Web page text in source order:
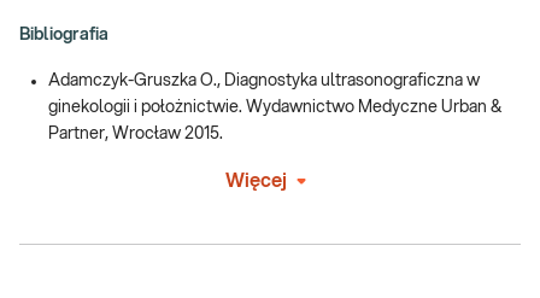
Bibliografia
Adamczyk-Gruszka O., Diagnostyka ultrasonograficzna w
ginekologii i położnictwie. Wydawnictwo Medyczne Urban &
Partner, Wrocław 2015.
Więcej